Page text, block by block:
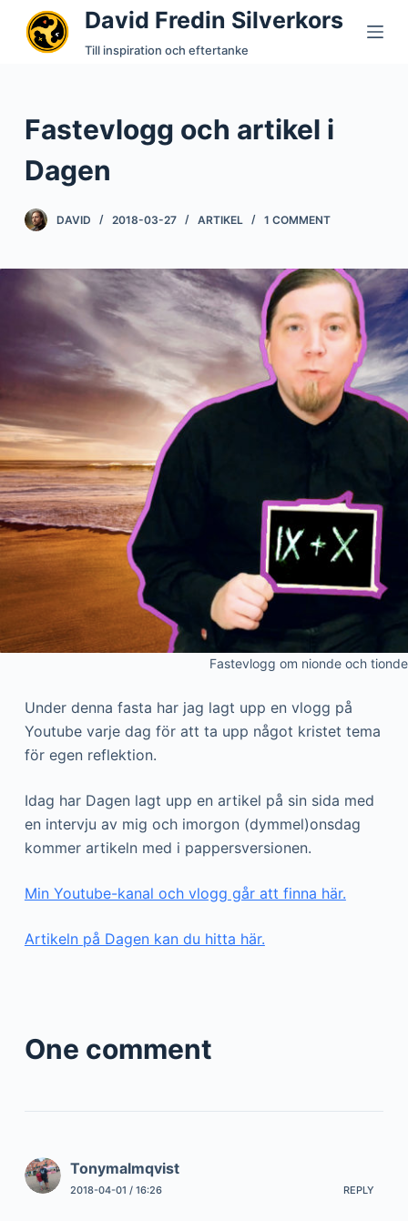
S
o
c
n
David Fredin Silverkors
Till inspiration och eftertanke
Fastevlogg och artikel i
Dagen
DAVID 2018-03-27 ARTIKEL 1 COMMENT
Fastevlogg om nionde och
Under denna fasta har jag lagt upp en vlogg på
Youtube varje dag för att ta upp något kristet tema
för egen reflektion.
Idag har Dagen lagt upp en artikel på sin sida med
en intervju av mig och imorgon (dymmel)onsdag
kommer artikeln med i pappersversionen.
Min Youtube-kanal och vlogg går att finna här.
Artikeln på Dagen kan du hitta här.
One comment
Tonymalmqvist
2018-04-01 / 16:26 REPLY